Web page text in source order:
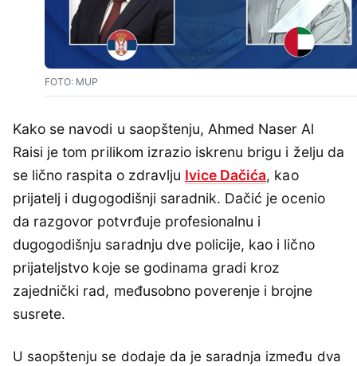
FOTO: MUP
Kako se navodi u saopštenju, Ahmed Naser Al
Raisi je tom prilikom izrazio iskrenu brigu i želju da
se lično raspita o zdravlju Ivice Dačića, kao
prijatelj i dugogodišnji saradnik. Dačić je ocenio
da razgovor potvrđuje profesionalnu i
dugogodišnju saradnju dve policije, kao i lično
prijateljstvo koje se godinama gradi kroz
zajednički rad, međusobno poverenje i brojne
susrete.
U saopštenju se dodaje da je saradnja između dva